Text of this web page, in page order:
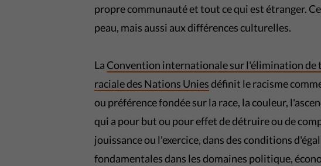
propre communauté et tout ce qui est étranger.
peau, mais aussi aux différences culturelles.
La Convention internationale sur l'élimination de
raciale des Nations Uniesdéfinit le racisme
ou préférence fondée sur la race, la couleur,
qui a pour but ou pour effet de détruire ou de
jouissance ou l'exercice, dans des conditions
fondamentales dans les domaines politique,